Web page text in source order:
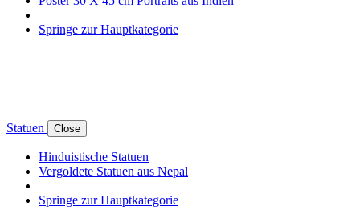
Springe zur Hauptkategorie
Statuen Close
Hinduistische Statuen
Vergoldete Statuen aus Nepal
Springe zur Hauptkategorie